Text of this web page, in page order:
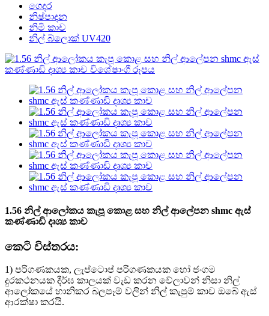
ගෙදර
නිෂ්පාදන
නිමි කාච
නිල් බ්ලොක් UV420
1.56 නිල් ආලෝකය කැපූ කොළ සහ නිල් ආලේපන shmc ඇස්
කණ්ණාඩි දෘශ්‍ය කාච
කෙටි විස්තරය:
1) පරිගණකයක, ලැප්ටොප් පරිගණකයක හෝ ජංගම
දුරකථනයක දීර්ඝ කාලයක් වැඩ කරන වේලාවන් නිසා නිල්
ආලෝකයේ හානිකර බලපෑම් වලින් නිල් කැපුම් කාච ඔබේ ඇස්
ආරක්ෂා කරයි.